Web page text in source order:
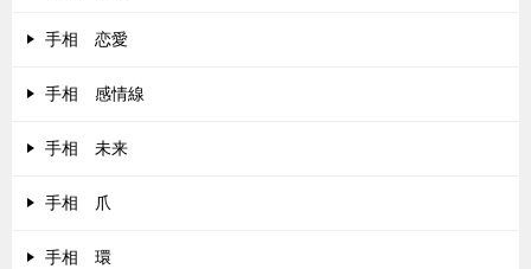
手相 恋愛
手相 感情線
手相 未来
手相 爪
手相 環